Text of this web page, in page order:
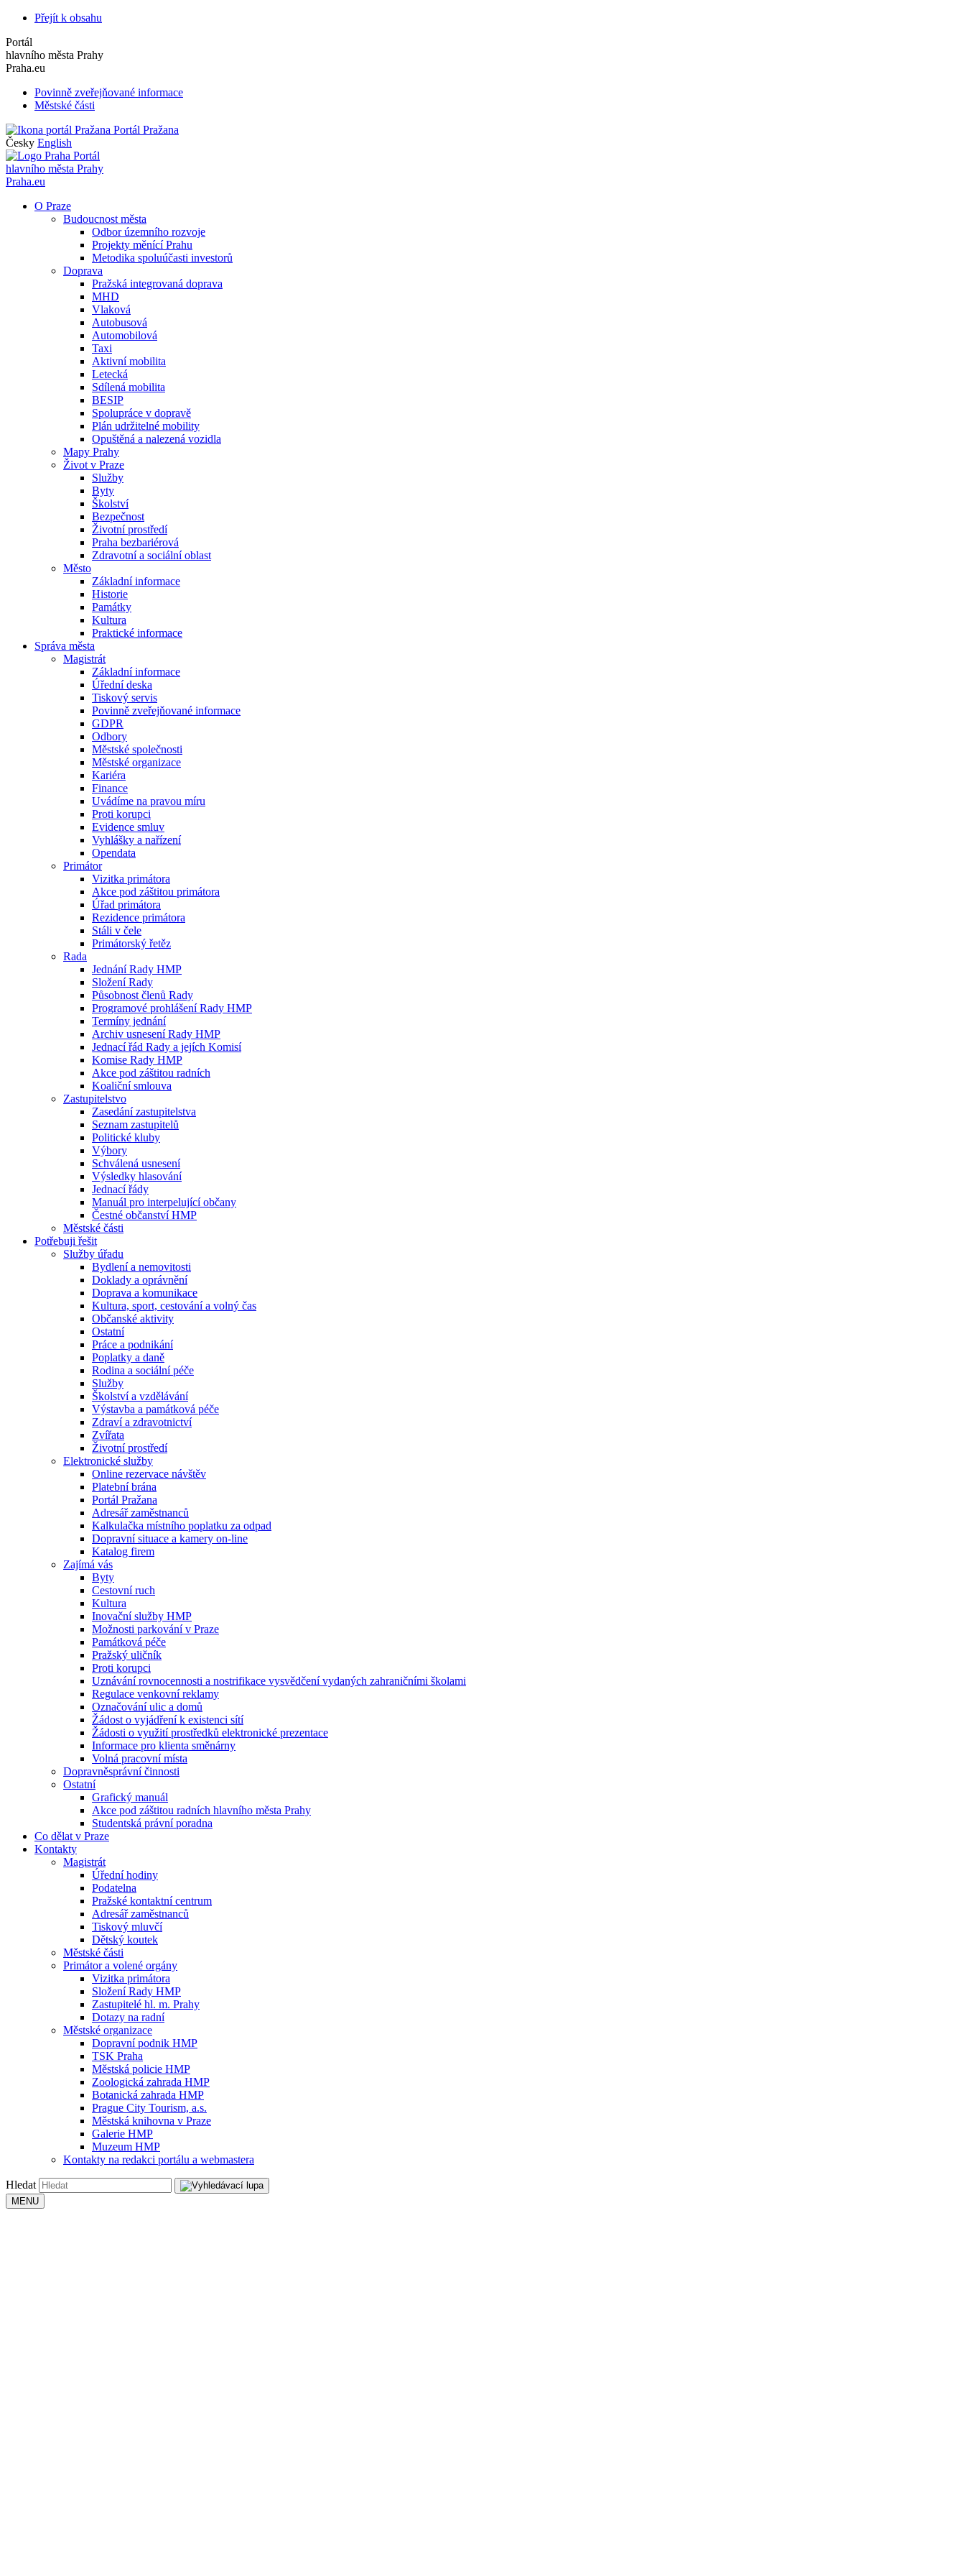
Přejít k obsahu
Portál
hlavního města Prahy
Praha.eu
Povinně zveřejňované informace
Městské části
Portál Pražana
Česky English
Portál
hlavního města Prahy
Praha.eu
O Praze
Budoucnost města
Odbor územního rozvoje
Projekty měnící Prahu
Metodika spoluúčasti investorů
Doprava
Pražská integrovaná doprava
MHD
Vlaková
Autobusová
Automobilová
Taxi
Aktivní mobilita
Letecká
Sdílená mobilita
BESIP
Spolupráce v dopravě
Plán udržitelné mobility
Opuštěná a nalezená vozidla
Mapy Prahy
Život v Praze
Služby
Byty
Školství
Bezpečnost
Životní prostředí
Praha bezbariérová
Zdravotní a sociální oblast
Město
Základní informace
Historie
Památky
Kultura
Praktické informace
Správa města
Magistrát
Základní informace
Úřední deska
Tiskový servis
Povinně zveřejňované informace
GDPR
Odbory
Městské společnosti
Městské organizace
Kariéra
Finance
Uvádíme na pravou míru
Proti korupci
Evidence smluv
Vyhlášky a nařízení
Opendata
Primátor
Vizitka primátora
Akce pod záštitou primátora
Úřad primátora
Rezidence primátora
Stáli v čele
Primátorský řetěz
Rada
Jednání Rady HMP
Složení Rady
Působnost členů Rady
Programové prohlášení Rady HMP
Termíny jednání
Archiv usnesení Rady HMP
Jednací řád Rady a jejích Komisí
Komise Rady HMP
Akce pod záštitou radních
Koaliční smlouva
Zastupitelstvo
Zasedání zastupitelstva
Seznam zastupitelů
Politické kluby
Výbory
Schválená usnesení
Výsledky hlasování
Jednací řády
Manuál pro interpelující občany
Čestné občanství HMP
Městské části
Potřebuji řešit
Služby úřadu
Bydlení a nemovitosti
Doklady a oprávnění
Doprava a komunikace
Kultura, sport, cestování a volný čas
Občanské aktivity
Ostatní
Práce a podnikání
Poplatky a daně
Rodina a sociální péče
Služby
Školství a vzdělávání
Výstavba a památková péče
Zdraví a zdravotnictví
Zvířata
Životní prostředí
Elektronické služby
Online rezervace návštěv
Platební brána
Portál Pražana
Adresář zaměstnanců
Kalkulačka místního poplatku za odpad
Dopravní situace a kamery on-line
Katalog firem
Zajímá vás
Byty
Cestovní ruch
Kultura
Inovační služby HMP
Možnosti parkování v Praze
Památková péče
Pražský uličník
Proti korupci
Uznávání rovnocennosti a nostrifikace vysvědčení vydaných zahraničními školami
Regulace venkovní reklamy
Označování ulic a domů
Žádost o vyjádření k existenci sítí
Žádosti o využití prostředků elektronické prezentace
Informace pro klienta směnárny
Volná pracovní místa
Dopravněsprávní činnosti
Ostatní
Grafický manuál
Akce pod záštitou radních hlavního města Prahy
Studentská právní poradna
Co dělat v Praze
Kontakty
Magistrát
Úřední hodiny
Podatelna
Pražské kontaktní centrum
Adresář zaměstnanců
Tiskový mluvčí
Dětský koutek
Městské části
Primátor a volené orgány
Vizitka primátora
Složení Rady HMP
Zastupitelé hl. m. Prahy
Dotazy na radní
Městské organizace
Dopravní podnik HMP
TSK Praha
Městská policie HMP
Zoologická zahrada HMP
Botanická zahrada HMP
Prague City Tourism, a.s.
Městská knihovna v Praze
Galerie HMP
Muzeum HMP
Kontakty na redakci portálu a webmastera
Hledat
MENU